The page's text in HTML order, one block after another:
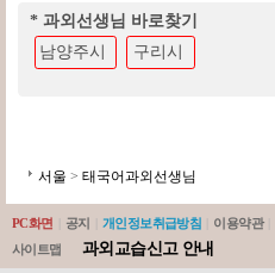
* 과외선생님 바로찾기
남양주시
구리시
서울 > 태국어과외선생님
PC화면 공지 개인정보취급방침 이용약관
사이트맵
과외교습신고 안내